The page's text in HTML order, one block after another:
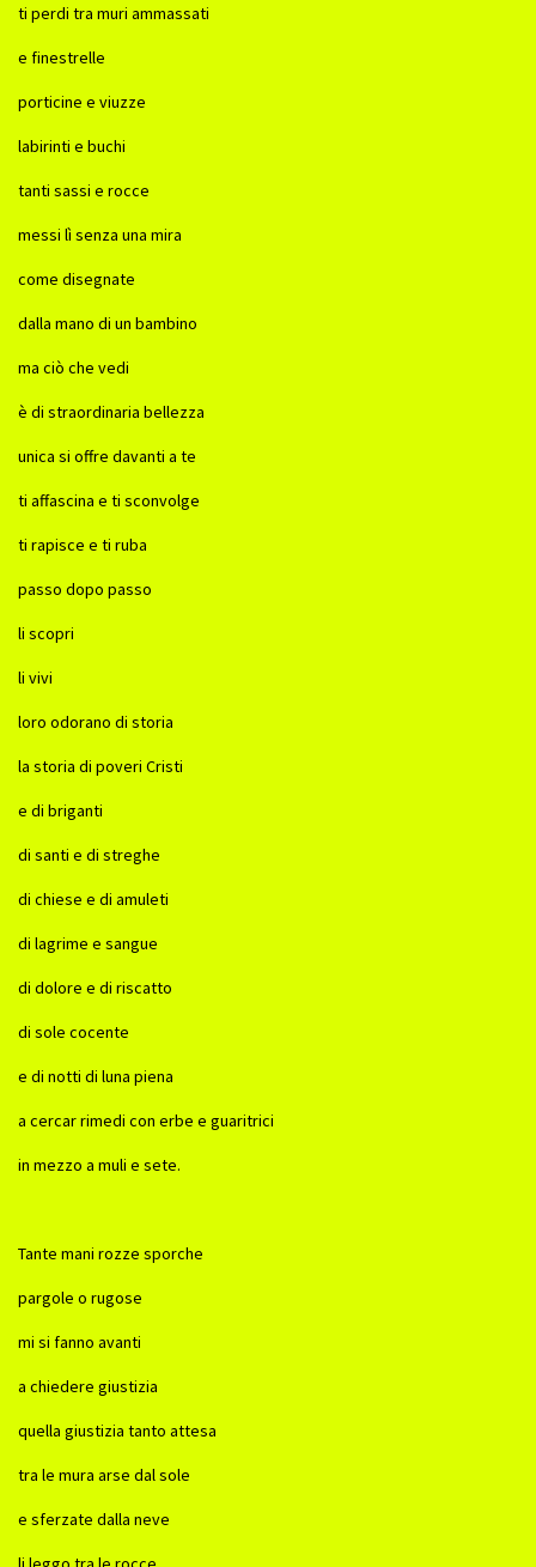
ti perdi tra muri ammassati
e finestrelle
porticine e viuzze
labirinti e buchi
tanti sassi e rocce
messi lì senza una mira
come disegnate
dalla mano di un bambino
ma ciò che vedi
è di straordinaria bellezza
unica si offre davanti a te
ti affascina e ti sconvolge
ti rapisce e ti ruba
passo dopo passo
li scopri
li vivi
loro odorano di storia
la storia di poveri Cristi
e di briganti
di santi e di streghe
di chiese e di amuleti
di lagrime e sangue
di dolore e di riscatto
di sole cocente
e di notti di luna piena
a cercar rimedi con erbe e guaritrici
in mezzo a muli e sete.
Tante mani rozze sporche
pargole o rugose
mi si fanno avanti
a chiedere giustizia
quella giustizia tanto attesa
tra le mura arse dal sole
e sferzate dalla neve